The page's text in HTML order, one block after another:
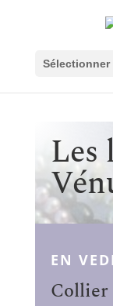
Sélectionner
Les
EN
Collier